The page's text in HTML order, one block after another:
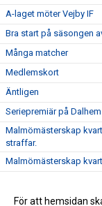
A-laget möter Vejby IF
Bra start på säsongen
Många matcher
Medlemskort
Äntligen
Seriepremiär på Dalhem
Malmömästerskap
straffar.
Malmömästerskap
Ny hemsida
För att hemsidan